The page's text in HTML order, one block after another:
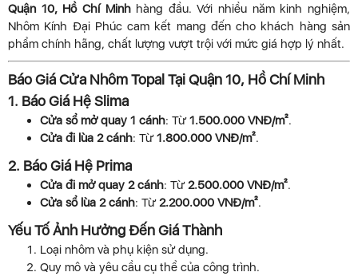
Quận 10, Hồ Chí Minhhàng đầu. Với nhiều năm kinh nghiệm,
Nhôm Kính Đại Phúc cam kết mang đến cho khách hàng sản
phẩm chính hãng, chất lượng vượt trội với mức giá hợp lý nhất.
Báo Giá Cửa Nhôm Topal Tại Quận 10, Hồ Chí Minh
1. Báo Giá Hệ Slima
Cửa sổ mở quay 1 cánh: Từ1.500.000 VNĐ/m².
Cửa đi lùa 2 cánh: Từ1.800.000 VNĐ/m².
2. Báo Giá Hệ Prima
Cửa đi mở quay 2 cánh: Từ2.500.000 VNĐ/m².
Cửa sổ lùa 2 cánh: Từ2.200.000 VNĐ/m².
Yếu Tố Ảnh Hưởng Đến Giá Thành
Loại nhôm và phụ kiện sử dụng.
Quy mô và yêu cầu cụ thể của công trình.